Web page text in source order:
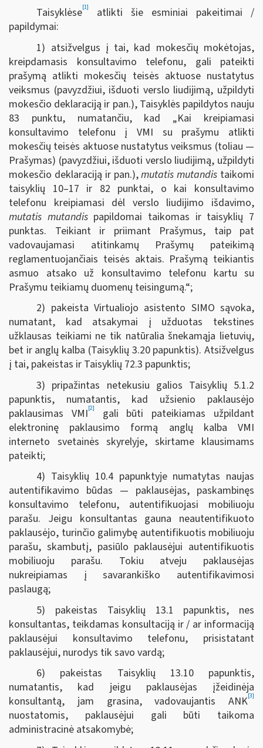
Taisyklėse[1]
atlikti šie esminiai pakeitimai /
papildymai:
1) atsižvelgus į tai, kad mokesčių mokėtojas,
kreipdamasis konsultavimo telefonu, gali pateikti
prašymą atlikti mokesčių teisės aktuose nustatytus
veiksmus (pavyzdžiui, išduoti verslo liudijimą, užpildyti
mokesčio deklaraciją ir pan.), Taisyklės papildytos nauju
83 punktu, numatančiu, kad „Kai kreipiamasi
konsultavimo telefonu į VMI su prašymu atlikti
mokesčių teisės aktuose nustatytus veiksmus (toliau —
Prašymas) (pavyzdžiui, išduoti verslo liudijimą, užpildyti
mokesčio deklaraciją ir pan.),mutatis mutandis taikomi
taisyklių 10–17 ir 82 punktai, o kai konsultavimo
telefonu kreipiamasi dėl verslo liudijimo išdavimo,
mutatis mutandispapildomai taikomas ir taisyklių 7
punktas. Teikiant ir priimant Prašymus, taip pat
vadovaujamasi atitinkamų Prašymų pateikimą
reglamentuojančiais teisės aktais. Prašymą teikiantis
asmuo atsako už konsultavimo telefonu kartu su
Prašymu teikiamų duomenų teisingumą.“;
2) pakeista Virtualiojo asistento SIMO sąvoka,
numatant, kad atsakymai į užduotas tekstines
užklausas teikiami ne tik natūralia šnekamąja lietuvių,
bet ir anglų kalba (Taisyklių 3.20 papunktis). Atsižvelgus
į tai, pakeistas ir Taisyklių 72.3 papunktis;
3) pripažintas netekusiu galios Taisyklių 5.1.2
papunktis, numatantis, kad užsienio paklausėjo
paklausimas VMI[2]
gali būti pateikiamas užpildant
elektroninę paklausimo formą anglų kalba VMI
interneto svetainės skyrelyje, skirtame klausimams
pateikti;
4) Taisyklių 10.4 papunktyje numatytas naujas
autentifikavimo būdas — paklausėjas, paskambinęs
konsultavimo telefonu, autentifikuojasi mobiliuoju
parašu. Jeigu konsultantas gauna neautentifikuoto
paklausėjo, turinčio galimybę autentifikuotis mobiliuoju
parašu, skambutį, pasiūlo paklausėjui autentifikuotis
mobiliuoju parašu. Tokiu atveju paklausėjas
nukreipiamas į savarankiško autentifikavimosi
paslaugą;
5) pakeistas Taisyklių 13.1 papunktis, nes
konsultantas, teikdamas konsultaciją ir / ar informaciją
paklausėjui konsultavimo telefonu, prisistatant
paklausėjui, nurodys tik savo vardą;
6) pakeistas Taisyklių 13.10 papunktis,
numatantis, kad jeigu paklausėjas įžeidinėja
konsultantą, jam grasina, vadovaujantis ANK[3]
nuostatomis, paklausėjui gali būti taikoma
administracinė atsakomybė;